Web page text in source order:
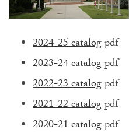
2024-25 catalogpdf
2023-24 catalogpdf
2022-23 catalogpdf
2021-22 catalogpdf
2020-21 catalogpdf